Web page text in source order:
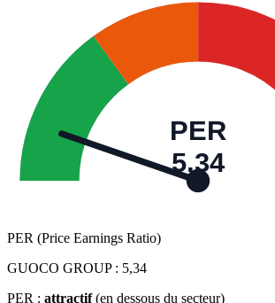
PER
5,34
PER (Price Earnings Ratio)
GUOCO GROUP : 5,34
PER : attractif (en dessous du secteur)